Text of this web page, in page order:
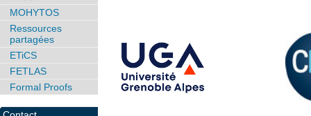
MOHYTOS
Ressources
partagées
ETiCS
FETLAS
Formal Proofs